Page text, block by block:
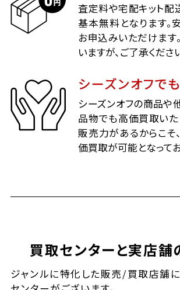
査定料や宅配キット配
基本無料となります。
お申込みいただけます
いますが、ご了承くださ
シーズンオフで
シーズンオフの商品や
品物でも高価買取いた
販売力があるからこそ
価買取が可能となってお
買取センターと実店舗
ジャンルに特化した販売/買取店舗